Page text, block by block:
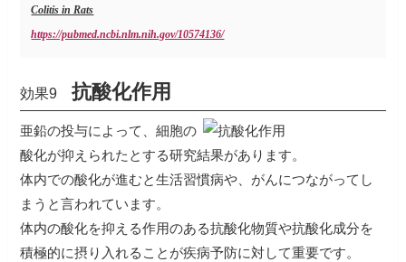
Colitis in Rats
https://pubmed.ncbi.nlm.nih.gov/10574136/
効果9抗酸化作用
亜鉛の投与によって、細胞の
酸化が抑えられたとする研究結果があります。
体内での酸化が進むと生活習慣病や、がんにつながってし
まうと言われています。
体内の酸化を抑える作用のある抗酸化物質や抗酸化成分を
積極的に摂り入れることが疾病予防に対して重要です。